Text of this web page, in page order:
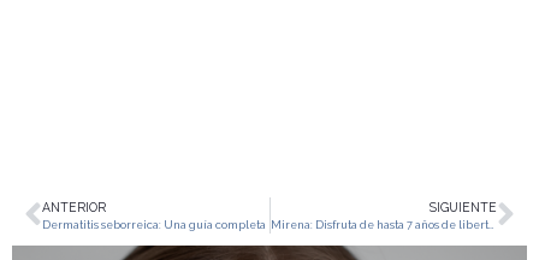
ANTERIOR
Dermatitis seborreica: Una guía completa
SIGUIENTE
Mirena: Disfruta de hasta 7 años de libertad anticonceptiva